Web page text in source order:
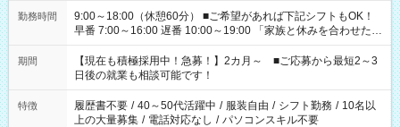
勤務時間
9:00～18:00（休憩60分） ■ご希望があれば下記シフトもOK！
早番 7:00～16:00 遅番 10:00～19:00 「家族と休みを合わせた
い」 「余裕を持って夕飯の準備がしたい」 「できれば残業はし
たくない」 など、ご希望を教えてくださいね。 ※Wワーク希望
の方へ 今ご覧のお仕事で希望する勤務時間と、もう1つのお仕事
の勤務時間。 合計で週40時間を超える場合は応募できません。
期間
【現在も積極採用中！急募！】2カ月～ ■ご応募から最短2～3
日後の就業も相談可能です！
特徴 履歴書不要 / 40～50代活躍中 / 服装自由 / シフト勤務 / 10名以
上の大量募集 / 電話対応なし / パソコンスキル不要